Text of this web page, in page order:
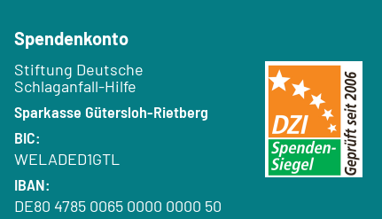
Spendenkonto
Empfänger:
Stiftung Deutsche
Schlaganfall-Hilfe
Bank:
Sparkasse Gütersloh-Rietberg
BIC:
WELADED1GTL
IBAN:
DE80 4785 0065 0000 0000 50